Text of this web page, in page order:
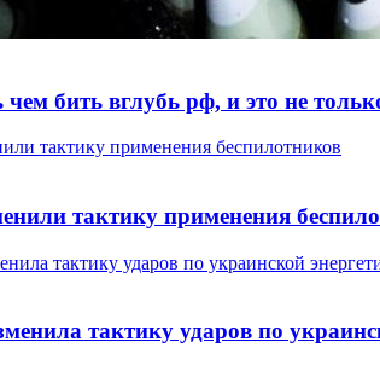
бить вглубь рф, и это не
тактику применения
тактику ударов по